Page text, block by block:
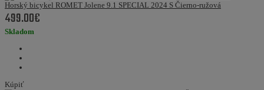
Horský bicykel ROMET Jolene 9.1 SPECIAL 2024 S Čierno-ružová
499.00€
Skladom
Kúpiť